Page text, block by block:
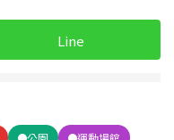
5房以上
Line